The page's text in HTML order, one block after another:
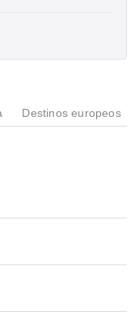
Destinos europeos